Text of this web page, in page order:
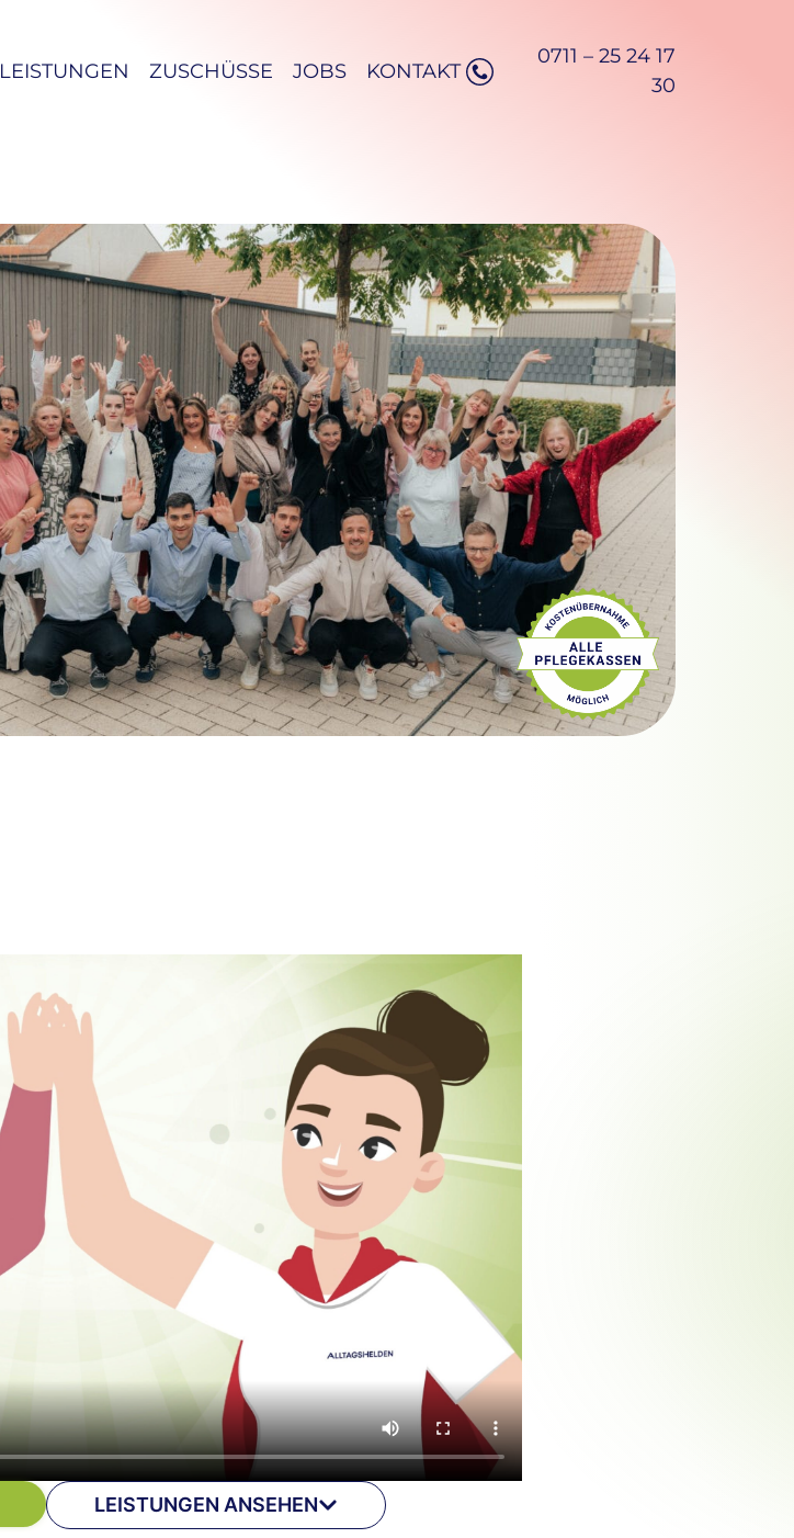
LEISTUNGEN ZUSCHÜSSE JOBS KONTAKT
0711 – 25 24 17
30
LEISTUNGEN ANSEHEN